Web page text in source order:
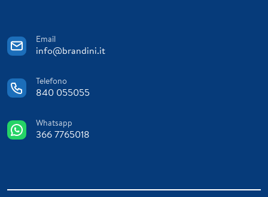
Email
info@brandini.it
Telefono
840 055055
Whatsapp
366 7765018